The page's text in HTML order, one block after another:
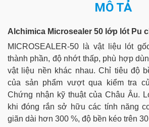
lượng
MÔ TẢ
Alchimica Microsealer 50 lớp lót Pu
MICROSEALER-50 là vật liệu lót
thành phần, độ nhớt thấp, phù hợp
vật liệu nền khác nhau. Chỉ tiêu độ
của sản phẩm vượt qua kiểm tra
Chứng nhận kỹ thuật của Châu Âu.
khi đóng rắn sở hữu các tính năng
giãn dài hơn 300 %, độ bền kéo trên